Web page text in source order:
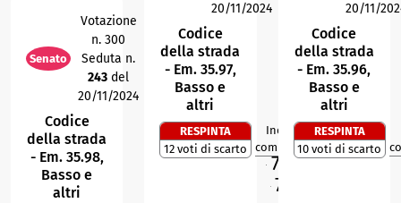
Senato
Votazione
n. 300
Seduta n.
243 del
20/11/2024
Codice
della strada
- Em. 35.98,
Basso e
altri
20/11/2024
Codice
della strada
- Em. 35.97,
Basso e
altri
RESPINTA
12 voti di scarto
Indice di
compattezza
70,3%
70,6
1
20/11/
Codice
della strada
- Em. 35.96,
Basso e
altri
RESPINTA
10 voti di scarto